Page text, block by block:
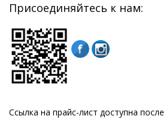
Присоединяйтесь к нам:
Ссылка на прайс-лист доступна после